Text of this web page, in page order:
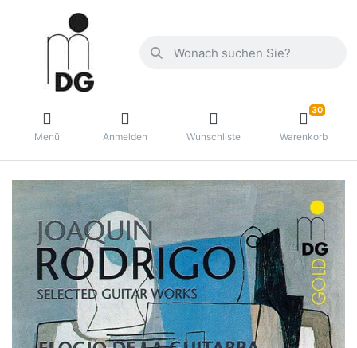
Menü Anmelden Wunschliste
30
Warenkorb